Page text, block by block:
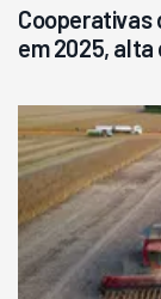
Cooperativas
em 2025, alta